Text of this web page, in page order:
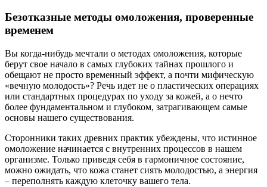
Безотказные методы омоложения, проверенные
временем
Вы когда-нибудь мечтали о методах омоложения, которые
берут свое начало в самых глубоких тайнах прошлого и
обещают не просто временный эффект, а почти мифическую
«вечную молодость»? Речь идет не о пластических операциях
или стандартных процедурах по уходу за кожей, а о нечто
более фундаментальном и глубоком, затрагивающем самые
основы нашего существования.
Сторонники таких древних практик убеждены, что истинное
омоложение начинается с внутренних процессов в нашем
организме. Только приведя себя в гармоничное состояние,
можно ожидать, что кожа станет сиять молодостью, а энергия
– переполнять каждую клеточку вашего тела.